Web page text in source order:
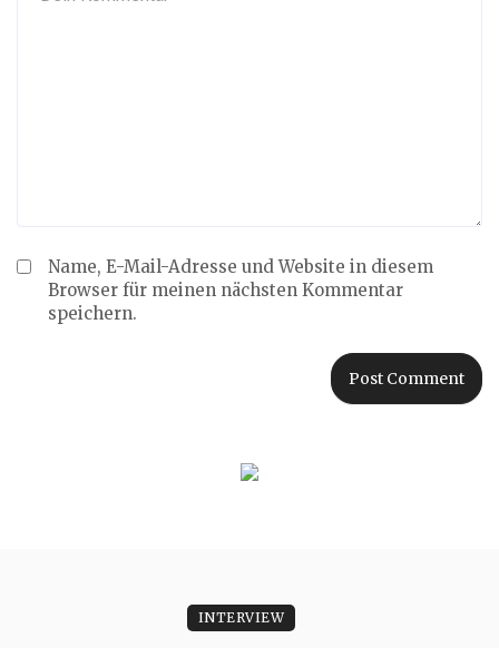
Name, E-Mail-Adresse und Website in diesem
Browser für meinen nächsten Kommentar
speichern.
INTERVIEW